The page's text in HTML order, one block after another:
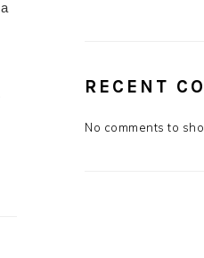
RECENT
No comments to